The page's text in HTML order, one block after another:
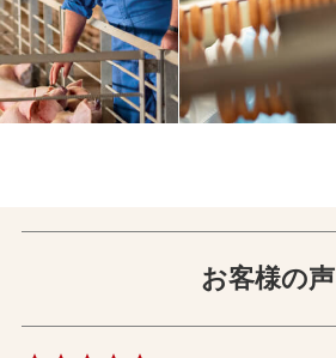
お客様の声